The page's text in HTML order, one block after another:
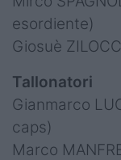
esordiente)
Giosuè
Tallonatori
Gianmarco
caps)
Marco